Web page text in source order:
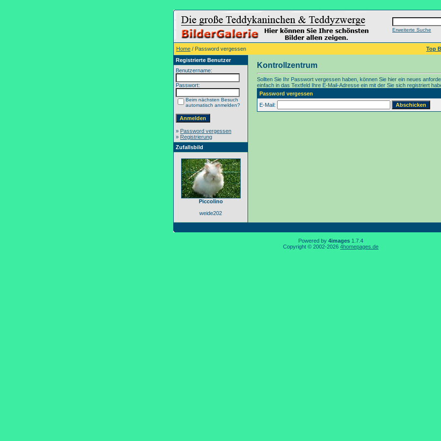
Erweiterte Suche
Home / Password vergessen Top
Registrierte Benutzer
Benutzername:
Passwort:
Beim nächsten Besuch
automatisch anmelden?
» Password vergessen
» Registrierung
Zufallsbild
Piccolino
weide202
Kontrollzentrum
Sollten Sie Ihr Passwort vergessen haben, können Sie hier ein neues
einfach in das Textfeld Ihre E-Mail-Adresse ein mit der Sie sich registriert
Password vergessen
E-Mail:
Powered by 4images 1.7.4
Copyright © 2002-2026 4homepages.de